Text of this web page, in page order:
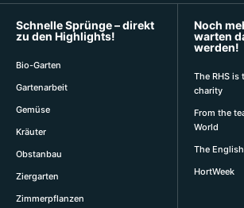
Schnelle Sprünge – direkt
zu den Highlights!
Bio-Garten
Gartenarbeit
Gemüse
Kräuter
Obstanbau
Ziergarten
Zimmerpflanzen
Noch
warten
werden!
The RHS is
charity
From the
World
The
HortWeek